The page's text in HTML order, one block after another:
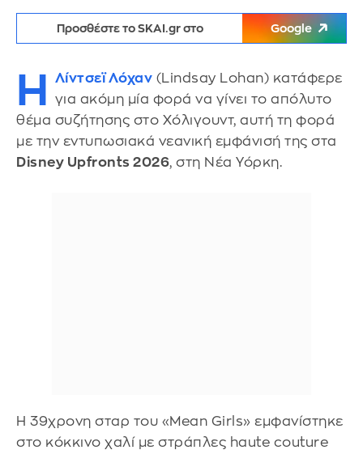
Προσθέστε το SKAI.gr στο Google
Η Λίντσεϊ Λόχαν (Lindsay Lohan) κατάφερε
για ακόμη μία φορά να γίνει το απόλυτο
θέμα συζήτησης στο Χόλιγουντ, αυτή τη φορά
με την εντυπωσιακά νεανική εμφάνισή της στα
Disney Upfronts 2026, στη Νέα Υόρκη.
Η 39χρονη σταρ του «Mean Girls» εμφανίστηκε
στο κόκκινο χαλί με στράπλες haute couture